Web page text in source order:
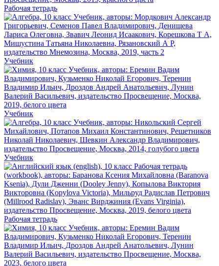
Рабочая тетрадь
Учебник
Учебник
Учебник
Рабочая тетрадь